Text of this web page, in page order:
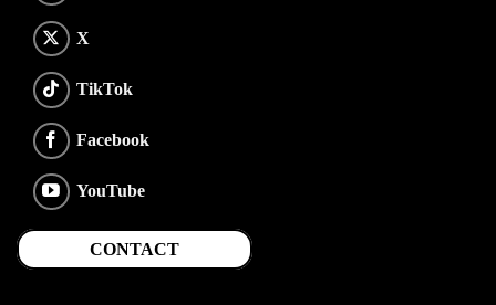
X
TikTok
Facebook
YouTube
CONTACT